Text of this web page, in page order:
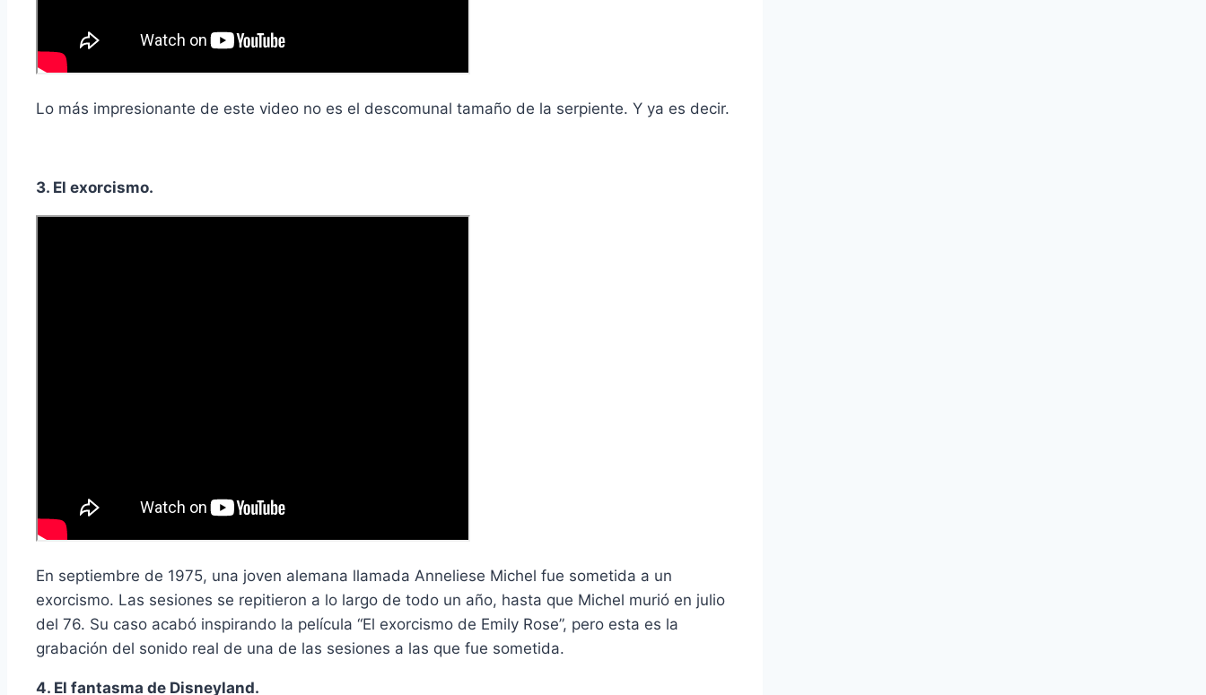
Lo más impresionante de este video no es el descomunal tamaño de la serpiente. Y ya es decir.
3. El exorcismo.
En septiembre de 1975, una joven alemana llamada Anneliese Michel fue sometida a un
exorcismo. Las sesiones se repitieron a lo largo de todo un año, hasta que Michel murió en julio
del 76. Su caso acabó inspirando la película “El exorcismo de Emily Rose”, pero esta es la
grabación del sonido real de una de las sesiones a las que fue sometida.
4. El fantasma de Disneyland.